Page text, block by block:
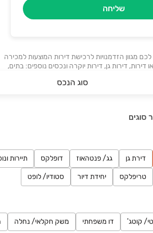
סוג הנכס
סוגים
דירת גן גג/ פנטהאוז דופלקס תיירות
טריפלקס יחידת דיור סטודיו/ לופט
קוטג' דו משפחתי משק חקלאי/ נחלה
שליחה
לכם מגוון הזדמנויות לרכישת דירות המוצעות למכירה
דירות גן, דירות יוקרה ונכסים נוספים: בתים,
ועוד. דירות למכירה בתל אביב, דירות למכירה בחיפה,
בבאר שבע, דירות למכירה בראשון לציון.